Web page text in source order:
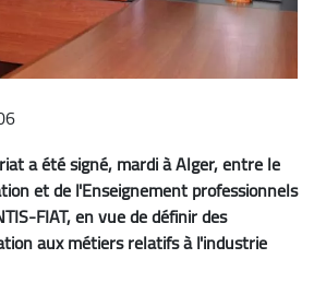
a été signé, mardi à Alger, entre le
et de l'Enseignement professionnels
FIAT, en vue de définir des
aux métiers relatifs à l'industrie